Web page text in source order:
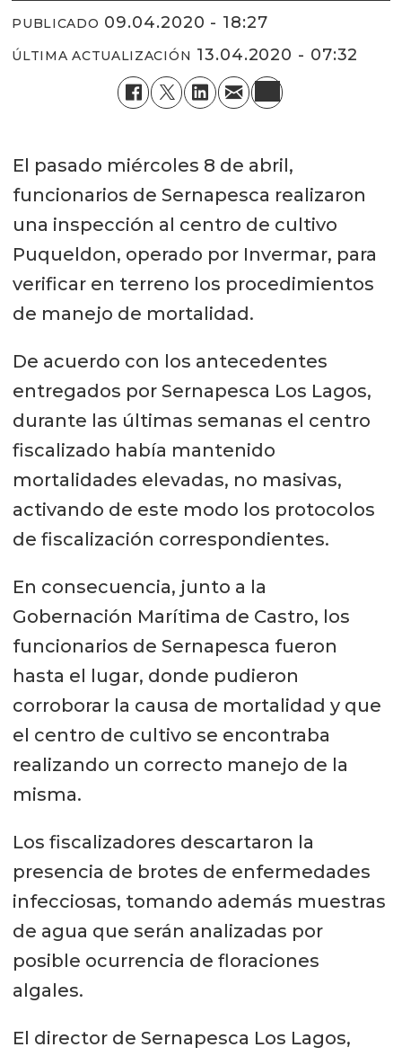
PUBLICADO 09.04.2020 - 18:27
ÚLTIMA ACTUALIZACIÓN 13.04.2020 - 07:32
El pasado miércoles 8 de abril,
funcionarios de Sernapesca realizaron
una inspección al centro de cultivo
Puqueldon, operado por Invermar, para
verificar en terreno los procedimientos
de manejo de mortalidad.
De acuerdo con los antecedentes
entregados por Sernapesca Los Lagos,
durante las últimas semanas el centro
fiscalizado había mantenido
mortalidades elevadas, no masivas,
activando de este modo los protocolos
de fiscalización correspondientes.
En consecuencia, junto a la
Gobernación Marítima de Castro, los
funcionarios de Sernapesca fueron
hasta el lugar, donde pudieron
corroborar la causa de mortalidad y que
el centro de cultivo se encontraba
realizando un correcto manejo de la
misma.
Los fiscalizadores descartaron la
presencia de brotes de enfermedades
infecciosas, tomando además muestras
de agua que serán analizadas por
posible ocurrencia de floraciones
algales.
El director de Sernapesca Los Lagos,